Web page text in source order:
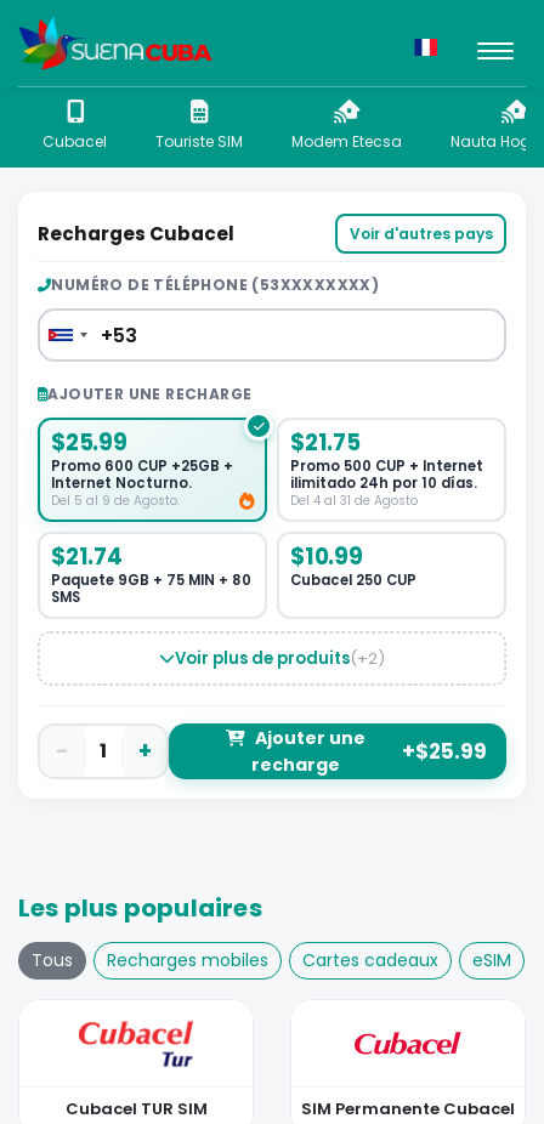
Cubacel Touriste SIM Modem Etecsa Nauta
Recharges Cubacel Voir d'autres pays
NUMÉRO DE TÉLÉPHONE (53XXXXXXXX)
AJOUTER UNE RECHARGE
$25.99
Promo 600 CUP +25GB +
Internet Nocturno.
Del 5 al 9 de Agosto.
$21.75
Promo 500 CUP + Internet
ilimitado 24h por 10 días.
Del 4 al 31 de Agosto
$21.74
Paquete 9GB + 75 MIN + 80
SMS
$10.99
Cubacel 250 CUP
Voir plus de produits(+2)
− 1 +
Ajouter une
recharge
+$25.99
Les plus populaires
Tous Recharges mobiles Cartes cadeaux eSIM
Cubacel TUR SIM SIM Permanente Cubacel